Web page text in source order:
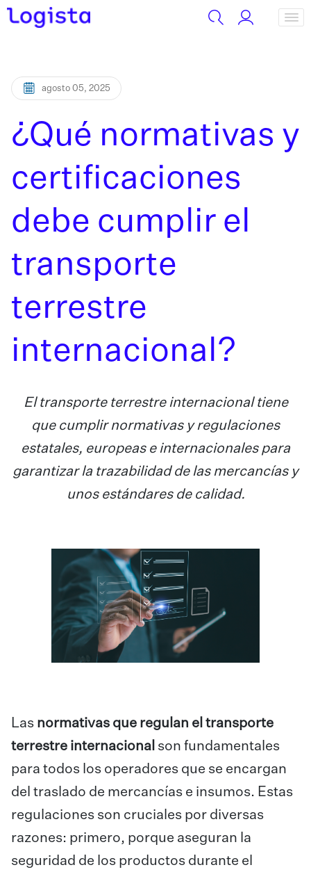
agosto 05, 2025
¿Qué normativas y
certificaciones
debe cumplir el
transporte
terrestre
internacional?
El transporte terrestre internacional tiene
que cumplir normativas y regulaciones
estatales, europeas e internacionales para
garantizar la trazabilidad de las mercancías y
unos estándares de calidad.
Las normativas que regulan el transporte
terrestre internacional son fundamentales
para todos los operadores que se encargan
del traslado de mercancías e insumos. Estas
regulaciones son cruciales por diversas
razones: primero, porque aseguran la
seguridad de los productos durante el